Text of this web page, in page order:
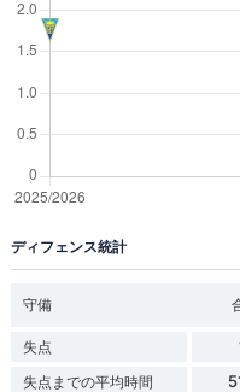
ディフェンス統計
守備
失点
失点までの平均時間